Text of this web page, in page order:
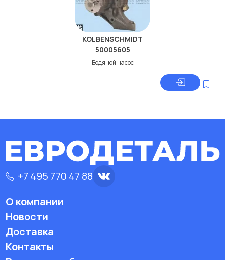
KOLBENSCHMIDT
50005605
Водяной насос
+7 495 770 47 88
О компании
Новости
Доставка
Контакты